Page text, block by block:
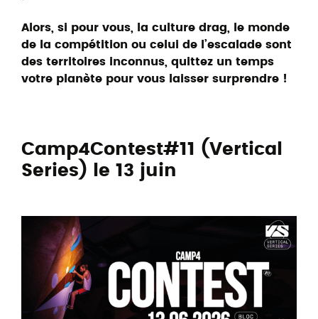
Alors, si pour vous, la culture drag, le monde
de la compétition ou celui de l’escalade sont
des territoires inconnus, quittez un temps
votre planète pour vous laisser surprendre !
Camp4Contest#11 (Vertical
Series) le 13 juin